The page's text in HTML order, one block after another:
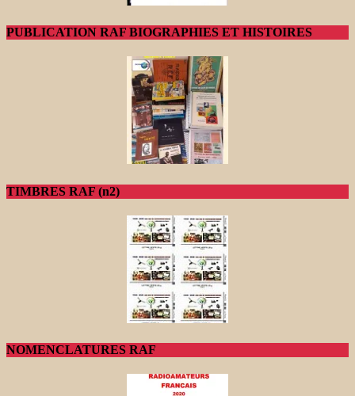
PUBLICATION RAF BIOGRAPHIES ET HISTOIRES
TIMBRES RAF (n2)
NOMENCLATURES RAF